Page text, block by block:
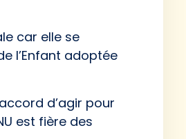
car elle se
l’Enfant adoptée
d’agir pour
est fière des